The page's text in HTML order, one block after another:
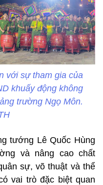
với sự tham gia của
khuấy động không
trường Ngọ Môn.
tướng Lê Quốc Hùng
và nâng cao chất
sự, võ thuật và thể
vai trò đặc biệt quan